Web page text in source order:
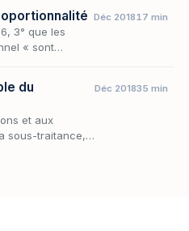
3° que les
« sont
Déc 201817 min
du
et aux
sous-traitance,
Déc 201835 min